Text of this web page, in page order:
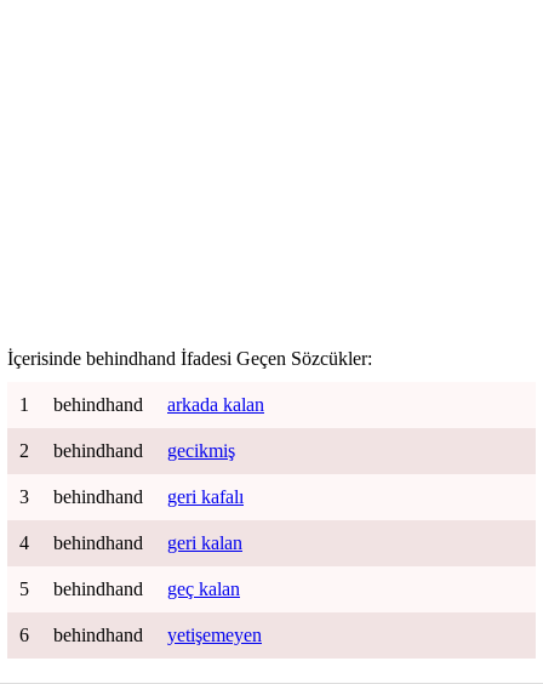
İçerisinde behindhand İfadesi Geçen Sözcükler:
1 behindhand arkada kalan
2 behindhand gecikmiş
3 behindhand geri kafalı
4 behindhand geri kalan
5 behindhand geç kalan
6 behindhand yetişemeyen